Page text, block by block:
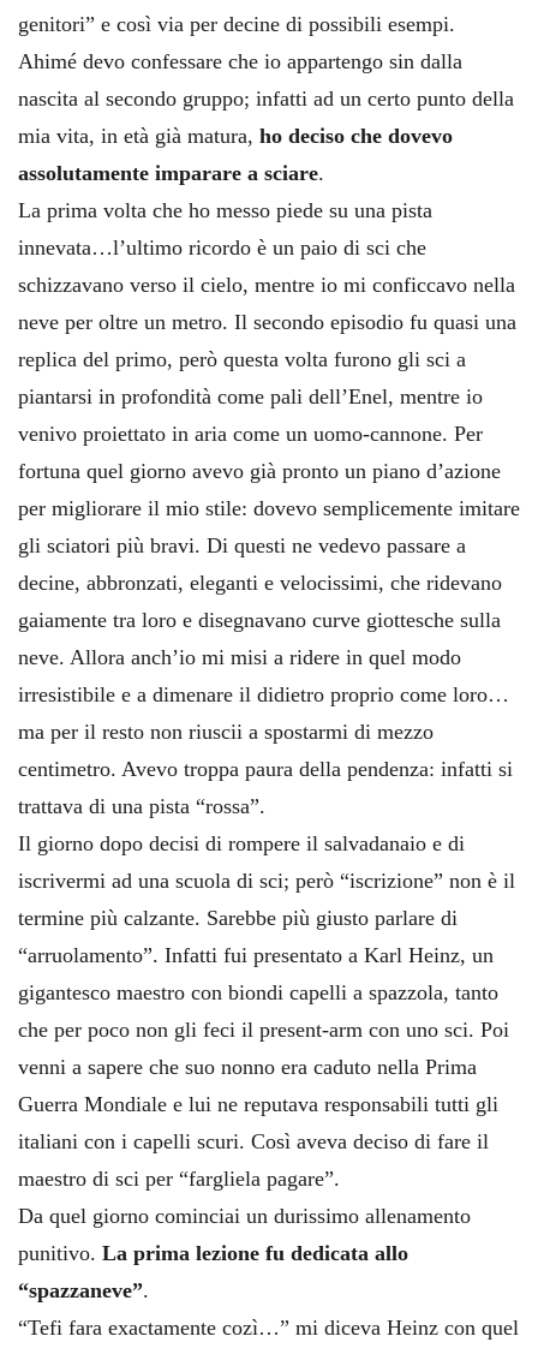
genitori” e così via per decine di possibili esempi.
Ahimé devo confessare che io appartengo sin dalla
nascita al secondo gruppo; infatti ad un certo punto della
mia vita, in età già matura, ho deciso che dovevo
assolutamente imparare a sciare.
La prima volta che ho messo piede su una pista
innevata…l’ultimo ricordo è un paio di sci che
schizzavano verso il cielo, mentre io mi conficcavo nella
neve per oltre un metro. Il secondo episodio fu quasi una
replica del primo, però questa volta furono gli sci a
piantarsi in profondità come pali dell’Enel, mentre io
venivo proiettato in aria come un uomo-cannone. Per
fortuna quel giorno avevo già pronto un piano d’azione
per migliorare il mio stile: dovevo semplicemente imitare
gli sciatori più bravi. Di questi ne vedevo passare a
decine, abbronzati, eleganti e velocissimi, che ridevano
gaiamente tra loro e disegnavano curve giottesche sulla
neve. Allora anch’io mi misi a ridere in quel modo
irresistibile e a dimenare il didietro proprio come loro…
ma per il resto non riuscii a spostarmi di mezzo
centimetro. Avevo troppa paura della pendenza: infatti si
trattava di una pista “rossa”.
Il giorno dopo decisi di rompere il salvadanaio e di
iscrivermi ad una scuola di sci; però “iscrizione” non è il
termine più calzante. Sarebbe più giusto parlare di
“arruolamento”. Infatti fui presentato a Karl Heinz, un
gigantesco maestro con biondi capelli a spazzola, tanto
che per poco non gli feci il present-arm con uno sci. Poi
venni a sapere che suo nonno era caduto nella Prima
Guerra Mondiale e lui ne reputava responsabili tutti gli
italiani con i capelli scuri. Così aveva deciso di fare il
maestro di sci per “fargliela pagare”.
Da quel giorno cominciai un durissimo allenamento
punitivo. La prima lezione fu dedicata allo
“spazzaneve”.
“Tefi fara exactamente cozì…” mi diceva Heinz con quel